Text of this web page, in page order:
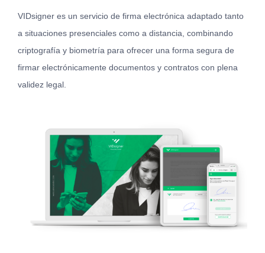
VIDsigner es un servicio de firma electrónica adaptado tanto
a situaciones presenciales como a distancia, combinando
criptografía y biometría para ofrecer una forma segura de
firmar electrónicamente documentos y contratos con plena
validez legal.